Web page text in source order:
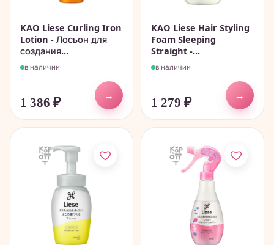
KAO Liese Curling Iron
Lotion - Лосьон для
создания...
в наличии
1 386 ₽
→
KAO Liese Hair Styling
Foam Sleeping
Straight -...
в наличии
1 279 ₽
→